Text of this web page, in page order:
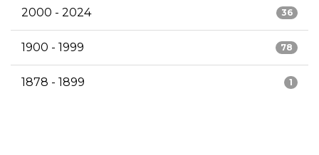
36
2000 - 2024
78
1900 - 1999
1
1878 - 1899